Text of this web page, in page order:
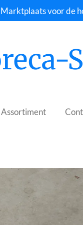
Marktplaats voor de
Assortiment